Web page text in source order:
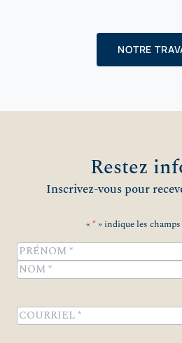
NOTRE
Restez
Inscrivez-vous pour
« *» indique les champs
Name*
Prénom